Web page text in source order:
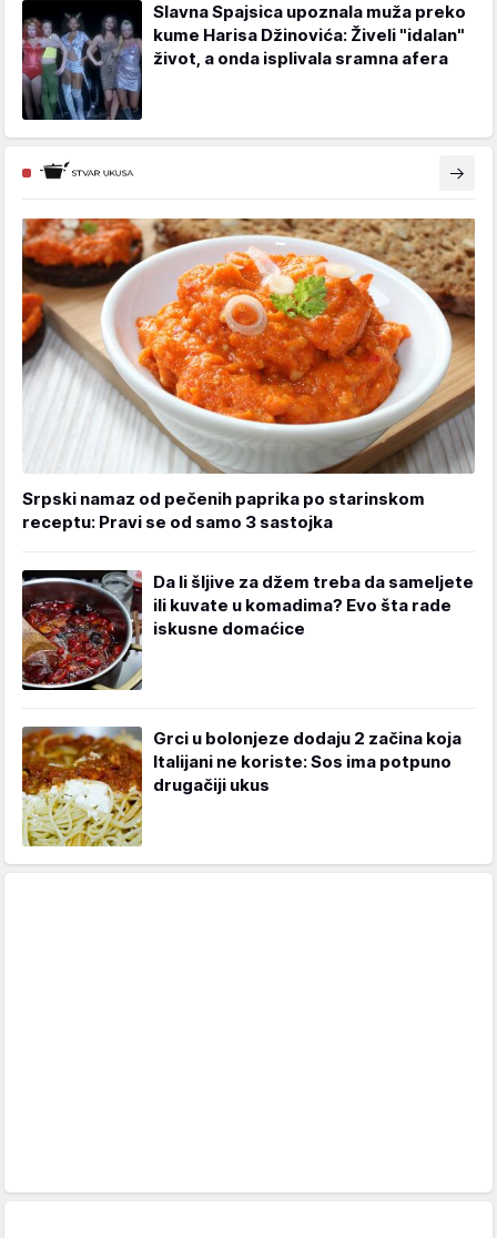
Slavna Spajsica upoznala muža preko
kume Harisa Džinovića: Živeli "idalan"
život, a onda isplivala sramna afera
Srpski namaz od pečenih paprika po starinskom
receptu: Pravi se od samo 3 sastojka
Da li šljive za džem treba da sameljete
ili kuvate u komadima? Evo šta rade
iskusne domaćice
Grci u bolonjeze dodaju 2 začina koja
Italijani ne koriste: Sos ima potpuno
drugačiji ukus